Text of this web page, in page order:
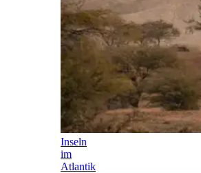
Inseln
im
Atlantik